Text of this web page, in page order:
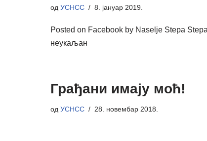
од УСНСС 8. јануар 2019.
Posted on Facebook by Naselje Stepa
неукаљан
Грађани имају моћ!
од УСНСС 28. новембар 2018.